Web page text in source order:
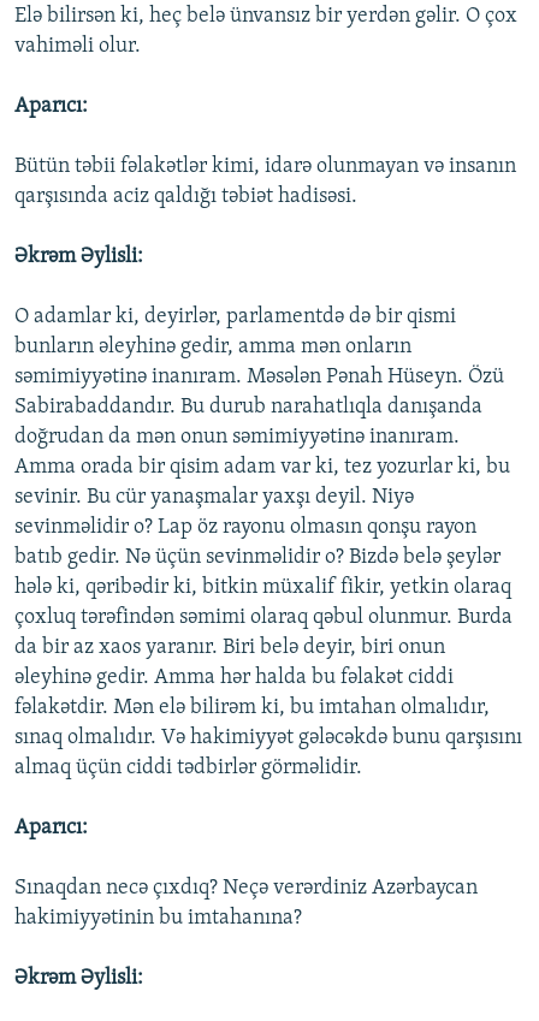
Elə bilirsən ki, heç belə ünvansız bir yerdən gəlir. O çox
vahiməli olur.
Aparıcı:
Bütün təbii fəlakətlər kimi, idarə olunmayan və insanın
qarşısında aciz qaldığı təbiət hadisəsi.
Əkrəm Əylisli:
O adamlar ki, deyirlər, parlamentdə də bir qismi
bunların əleyhinə gedir, amma mən onların
səmimiyyətinə inanıram. Məsələn Pənah Hüseyn. Özü
Sabirabaddandır. Bu durub narahatlıqla danışanda
doğrudan da mən onun səmimiyyətinə inanıram.
Amma orada bir qisim adam var ki, tez yozurlar ki, bu
sevinir. Bu cür yanaşmalar yaxşı deyil. Niyə
sevinməlidir o? Lap öz rayonu olmasın qonşu rayon
batıb gedir. Nə üçün sevinməlidir o? Bizdə belə şeylər
hələ ki, qəribədir ki, bitkin müxalif fikir, yetkin olaraq
çoxluq tərəfindən səmimi olaraq qəbul olunmur. Burda
da bir az xaos yaranır. Biri belə deyir, biri onun
əleyhinə gedir. Amma hər halda bu fəlakət ciddi
fəlakətdir. Mən elə bilirəm ki, bu imtahan olmalıdır,
sınaq olmalıdır. Və hakimiyyət gələcəkdə bunu qarşısını
almaq üçün ciddi tədbirlər görməlidir.
Aparıcı:
Sınaqdan necə çıxdıq? Neçə verərdiniz Azərbaycan
hakimiyyətinin bu imtahanına?
Əkrəm Əylisli: